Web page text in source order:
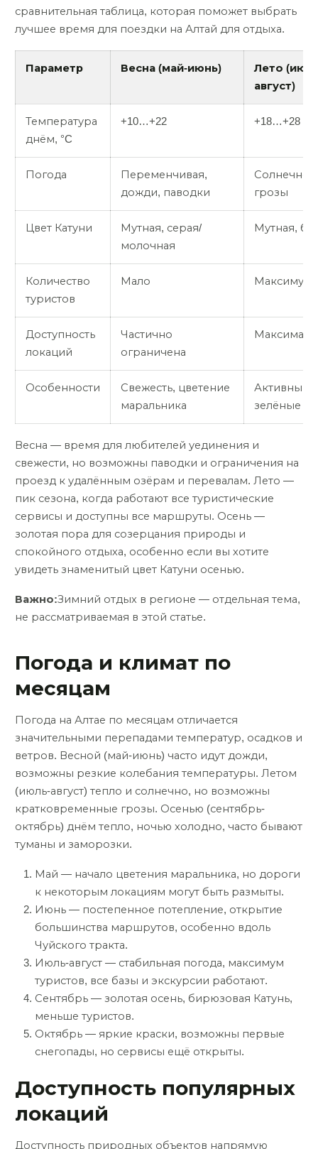
сравнительная таблица, которая поможет выбрать
лучшее время для поездки на Алтай для отдыха.
Параметр Весна (май-июнь)
Лето
август)
Температура
днём, °C
+10…+22 +18…+28
Погода
Переменчивая,
дожди, паводки
Солнечно,
грозы
Цвет Катуни
Мутная, серая/
молочная
Мутная,
Количество
туристов
Мало Максимум
Доступность
локаций
Частично
ограничена
Особенности
Свежесть, цветение
маральника
Активный
зелёные
Весна — время для любителей уединения и
свежести, но возможны паводки и ограничения на
проезд к удалённым озёрам и перевалам. Лето —
пик сезона, когда работают все туристические
сервисы и доступны все маршруты. Осень —
золотая пора для созерцания природы и
спокойного отдыха, особенно если вы хотите
увидеть знаменитый цвет Катуни осенью.
Важно:Зимний отдых в регионе — отдельная тема,
не рассматриваемая в этой статье.
Погода и климат по
месяцам
Погода на Алтае по месяцам отличается
значительными перепадами температур, осадков и
ветров. Весной (май-июнь) часто идут дожди,
возможны резкие колебания температуры. Летом
(июль-август) тепло и солнечно, но возможны
кратковременные грозы. Осенью (сентябрь-
октябрь) днём тепло, ночью холодно, часто бывают
туманы и заморозки.
Май — начало цветения маральника, но дороги
к некоторым локациям могут быть размыты.
Июнь — постепенное потепление, открытие
большинства маршрутов, особенно вдоль
Чуйского тракта.
Июль-август — стабильная погода, максимум
туристов, все базы и экскурсии работают.
Сентябрь — золотая осень, бирюзовая Катунь,
меньше туристов.
Октябрь — яркие краски, возможны первые
снегопады, но сервисы ещё открыты.
Доступность популярных
локаций
Доступность природных объектов напрямую